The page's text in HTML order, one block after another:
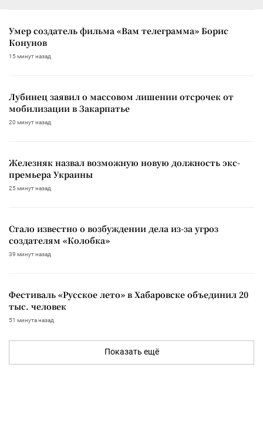
Умер создатель фильма «Вам телеграмма» Борис
Конунов
15 минут назад
Лубинец заявил о массовом лишении отсрочек от
мобилизации в Закарпатье
20 минут назад
Железняк назвал возможную новую должность экс-
премьера Украины
25 минут назад
Стало известно о возбуждении дела из-за угроз
создателям «Колобка»
39 минут назад
Фестиваль «Русское лето» в Хабаровске объединил 20
тыс. человек
51 минута назад
Показать ещё